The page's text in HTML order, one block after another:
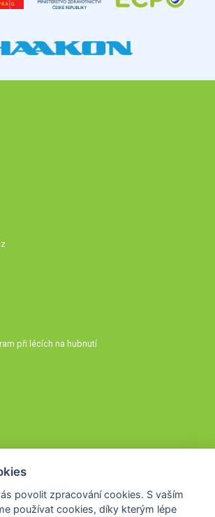
při lécích na hubnutí
povolit zpracování cookies. S vaším
používat cookies, díky kterým lépe